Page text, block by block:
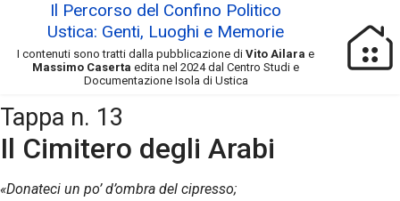
Il Percorso del Confino Politico
Ustica: Genti, Luoghi e Memorie
I contenuti sono tratti dalla pubblicazione diVito Ailara e
Massimo Caserta edita nel 2024 dal Centro Studi e
Documentazione Isola di Ustica
Tappa n. 13
Il Cimitero degli Arabi
«Donateci un po’ d’ombra del cipresso;